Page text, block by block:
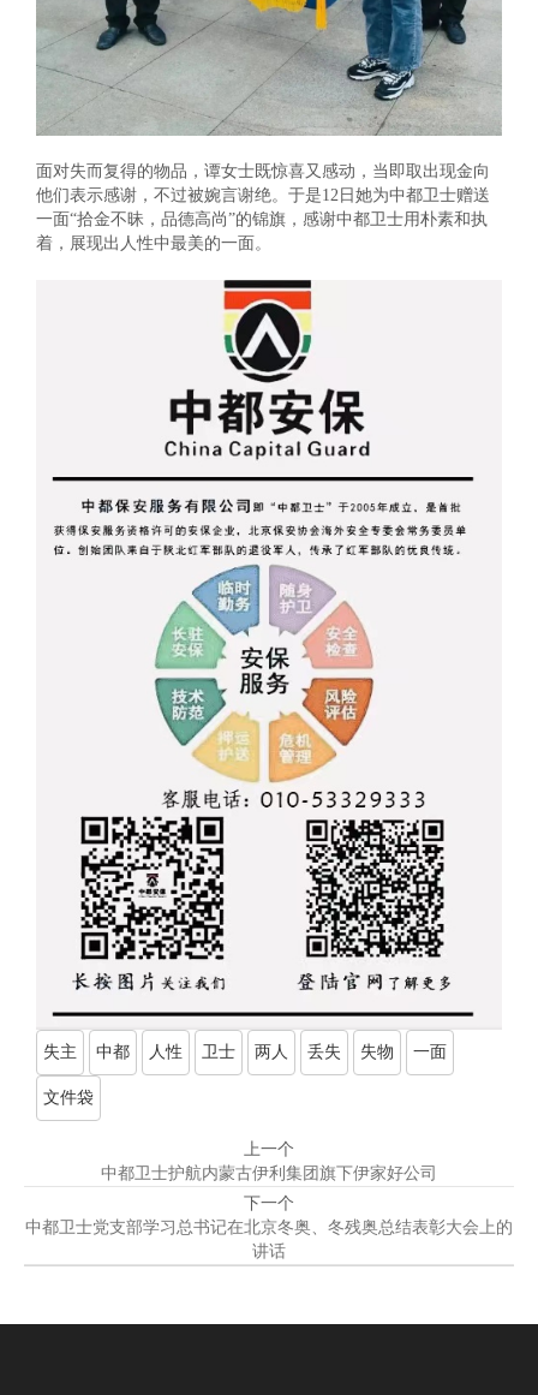
面对失而复得的物品，谭女士既惊喜又感动，当即取出现金向
他们表示感谢，不过被婉言谢绝。于是12日她为中都卫士赠送
一面“拾金不昧，品德高尚”的锦旗，感谢中都卫士用朴素和执
着，展现出人性中最美的一面。
失主 中都 人性 卫士 两人 丢失 失物 一面
文件袋
上一个
中都卫士护航内蒙古伊利集团旗下伊家好公司
下一个
中都卫士党支部学习总书记在北京冬奥、冬残奥总结表彰大会上的
讲话